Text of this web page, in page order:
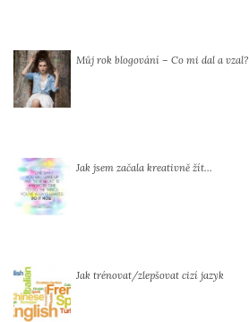
Můj rok blogování – Co mi dal a vzal?
Jak jsem začala kreativně žít…
Jak trénovat/zlepšovat cizí jazyk